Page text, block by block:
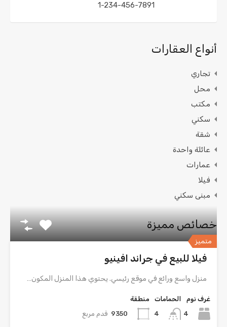
1-234-456-7891
أنواع العقارات
تجاري
محل
مكتب
سكني
شقة
عائلة واحدة
عمارات
فيلا
مبنى سكني
خصائص مميزة
متميز
فيلا للبيع في جراند افينيو
منزل واسع ورائع في موقع رئيسي. يحتوي هذا المنزل المكون…
غرف نوم
4
الحمامات
4
منطقة
9350 قدم مربع